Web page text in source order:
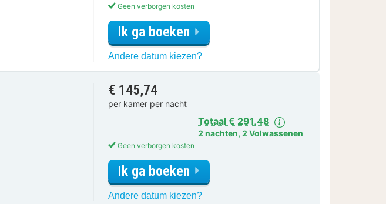
Geen verborgen kosten
Ik ga boeken
Andere datum kiezen?voor
€ 145,74
per kamer per nacht
Totaal € 291,48
2 nachten,2 Volwassenen
Geen verborgen kosten
Ik ga boeken
Andere datum kiezen?voor